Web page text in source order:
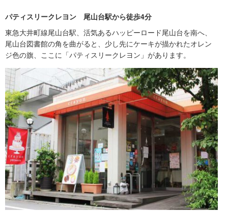
パティスリークレヨン 尾山台駅から徒歩4分
東急大井町線尾山台駅、活気あるハッピーロード尾山台を南へ、
尾山台図書館の角を曲がると、少し先にケーキが描かれたオレン
ジ色の旗、ここに「パティスリークレヨン」があります。